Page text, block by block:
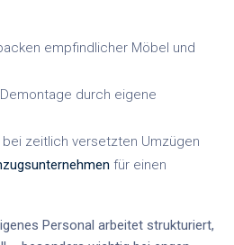
empfindlicher Möbel und
durch eigene
bei zeitlich versetzten Umzügen
für einen
Personal arbeitet strukturiert,